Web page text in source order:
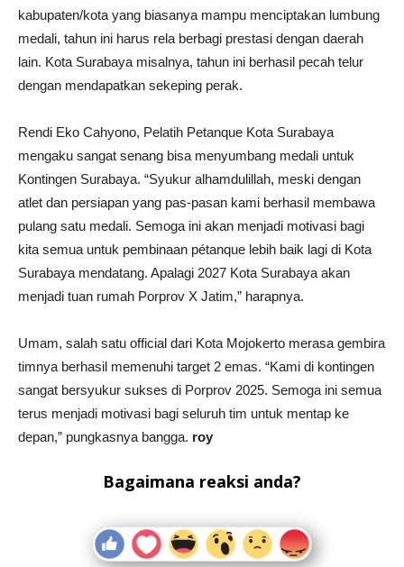
kabupaten/kota yang biasanya mampu menciptakan lumbung
medali, tahun ini harus rela berbagi prestasi dengan daerah
lain. Kota Surabaya misalnya, tahun ini berhasil pecah telur
dengan mendapatkan sekeping perak.
Rendi Eko Cahyono, Pelatih Petanque Kota Surabaya
mengaku sangat senang bisa menyumbang medali untuk
Kontingen Surabaya. “Syukur alhamdulillah, meski dengan
atlet dan persiapan yang pas-pasan kami berhasil membawa
pulang satu medali. Semoga ini akan menjadi motivasi bagi
kita semua untuk pembinaan pétanque lebih baik lagi di Kota
Surabaya mendatang. Apalagi 2027 Kota Surabaya akan
menjadi tuan rumah Porprov X Jatim,” harapnya.
Umam, salah satu official dari Kota Mojokerto merasa gembira
timnya berhasil memenuhi target 2 emas. “Kami di kontingen
sangat bersyukur sukses di Porprov 2025. Semoga ini semua
terus menjadi motivasi bagi seluruh tim untuk mentap ke
depan,” pungkasnya bangga. roy
Bagaimana reaksi anda?